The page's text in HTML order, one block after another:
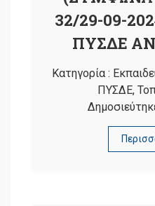
32/29-09-
ΠΥΣΔΕ
Κατηγορία :
ΠΥΣΔΕ,